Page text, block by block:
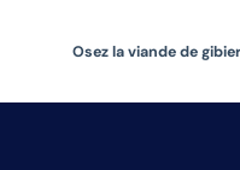
Osez la viande de